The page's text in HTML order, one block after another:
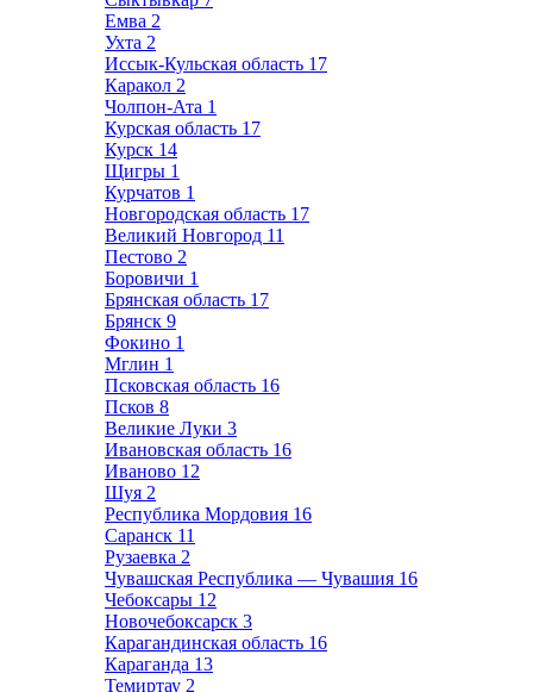
Емва 2
Ухта 2
Иссык-Кульская область 17
Каракол 2
Чолпон-Ата 1
Курская область 17
Курск 14
Щигры 1
Курчатов 1
Новгородская область 17
Великий Новгород 11
Пестово 2
Боровичи 1
Брянская область 17
Брянск 9
Фокино 1
Мглин 1
Псковская область 16
Псков 8
Великие Луки 3
Ивановская область 16
Иваново 12
Шуя 2
Республика Мордовия 16
Саранск 11
Рузаевка 2
Чувашская Республика — Чувашия 16
Чебоксары 12
Новочебоксарск 3
Карагандинская область 16
Караганда 13
Темиртау 2